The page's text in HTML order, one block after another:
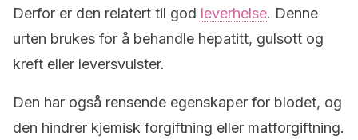
Derfor er den relatert til god leverhelse. Denne
urten brukes for å behandle hepatitt, gulsott og
kreft eller leversvulster.
Den har også rensende egenskaper for blodet, og
den hindrer kjemisk forgiftning eller matforgiftning.